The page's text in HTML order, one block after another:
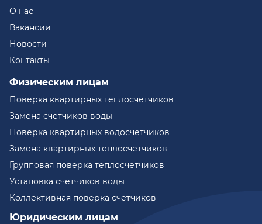
О нас
Вакансии
Новости
Контакты
Физическим лицам
Поверка квартирных теплосчетчиков
Замена счетчиков воды
Поверка квартирных водосчетчиков
Замена квартирных теплосчетчиков
Групповая поверка теплосчетчиков
Установка счетчиков воды
Коллективная поверка счетчиков
Юридическим лицам